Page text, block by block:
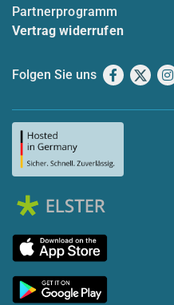
Partnerprogramm
Vertrag widerrufen
Folgen Sie uns Facebook
X